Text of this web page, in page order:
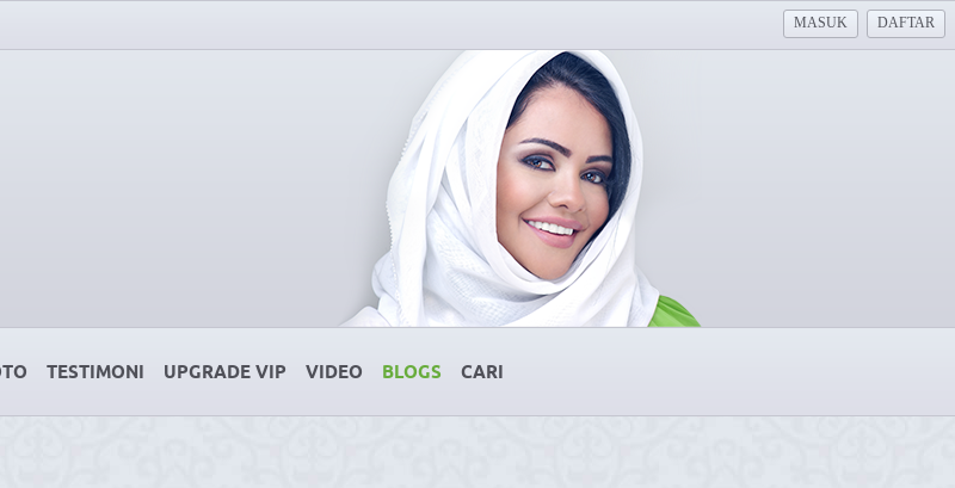
MASUK DAFTAR
TESTIMONI UPGRADE VIP VIDEO BLOGS CARI